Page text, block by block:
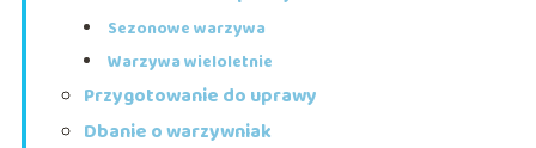
Sezonowe warzywa
Warzywa wieloletnie
Przygotowanie do uprawy
Dbanie o warzywniak